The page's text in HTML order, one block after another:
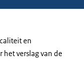
en
het verslag van de